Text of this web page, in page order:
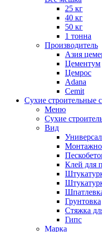
25 кг
40 кг
50 кг
1 тонна
Производитель
Азия
Цементум
Цемрос
Adana
Cemit
Сухие строительные
Меню
Сухие
Вид
Клей для
Грунтовка
Стяжка
Гипс
Марка